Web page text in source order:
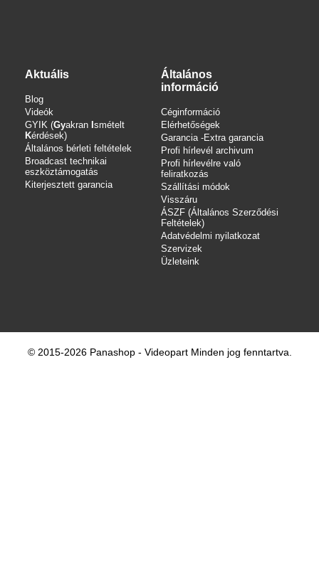
Aktuális
Blog
Videók
GYIK (Gyakran Ismételt
Kérdések)
Általános bérleti feltételek
Broadcast technikai
eszköztámogatás
Kiterjesztett garancia
Általános
információ
Céginformáció
Elérhetőségek
Garancia -Extra garancia
Profi hírlevél archivum
Profi hírlevélre való
feliratkozás
Szállítási módok
Visszáru
ÁSZF (Általános Szerződési
Feltételek)
Adatvédelmi nyilatkozat
Szervizek
Üzleteink
© 2015-2026 Panashop - Videopart Minden jog fenntartva.